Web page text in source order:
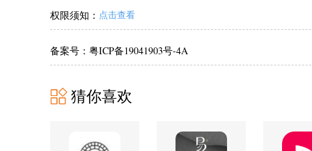
权限须知： 点击查看
备案号：粤ICP备19041903号-4A
猜你喜欢